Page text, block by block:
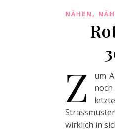
NÄHEN ,
Z
um
wirklich in